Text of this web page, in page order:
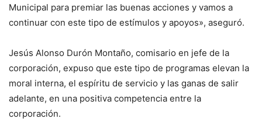
Municipal para premiar las buenas acciones y vamos a
continuar con este tipo de estímulos y apoyos», aseguró.
Jesús Alonso Durón Montaño, comisario en jefe de la
corporación, expuso que este tipo de programas elevan la
moral interna, el espíritu de servicio y las ganas de salir
adelante, en una positiva competencia entre la
corporación.